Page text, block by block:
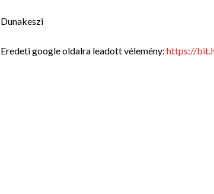
Dunakeszi
Eredeti google oldalra leadott vélemény: https://